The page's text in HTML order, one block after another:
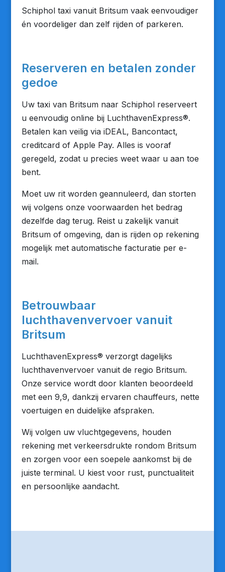
Schiphol taxi vanuit Britsum vaak eenvoudiger
én voordeliger dan zelf rijden of parkeren.
Reserveren en betalen zonder
gedoe
Uw taxi van Britsum naar Schiphol reserveert
u eenvoudig online bij LuchthavenExpress®.
Betalen kan veilig via iDEAL, Bancontact,
creditcard of Apple Pay. Alles is vooraf
geregeld, zodat u precies weet waar u aan toe
bent.
Moet uw rit worden geannuleerd, dan storten
wij volgens onze voorwaarden het bedrag
dezelfde dag terug. Reist u zakelijk vanuit
Britsum of omgeving, dan is rijden op rekening
mogelijk met automatische facturatie per e-
mail.
Betrouwbaar
luchthavenvervoer vanuit
Britsum
LuchthavenExpress® verzorgt dagelijks
luchthavenvervoer vanuit de regio Britsum.
Onze service wordt door klanten beoordeeld
met een 9,9, dankzij ervaren chauffeurs, nette
voertuigen en duidelijke afspraken.
Wij volgen uw vluchtgegevens, houden
rekening met verkeersdrukte rondom Britsum
en zorgen voor een soepele aankomst bij de
juiste terminal. U kiest voor rust, punctualiteit
en persoonlijke aandacht.